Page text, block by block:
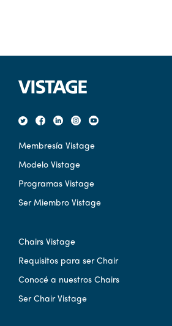
Membresía Vistage
Modelo Vistage
Programas Vistage
Ser Miembro Vistage
Chairs Vistage
Requisitos para ser Chair
Conocé a nuestros Chairs
Ser Chair Vistage